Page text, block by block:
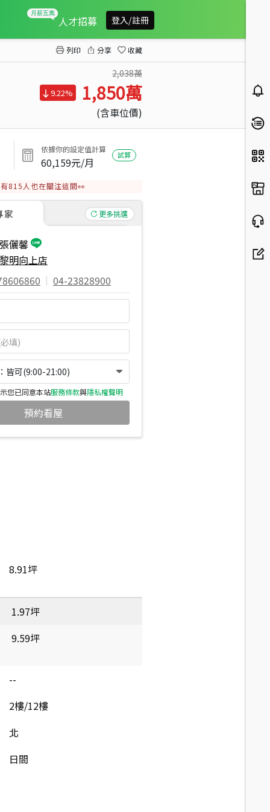
人才招募 登入/註冊
列印 分享 收藏
2,038萬
9.22% 1,850萬
(含車位價)
依據你的設定值計算
60,159元/月
試算
有815 人也在關注這間👀
家 更多挑選
張儷馨
黎明向上店
| 04-23828900
皆可(9:00-21:00)
您已同意本站服務條款與隱私權聲明
預約看屋
8.91坪
1.97坪
9.59坪
--
2樓/12樓
北
日間